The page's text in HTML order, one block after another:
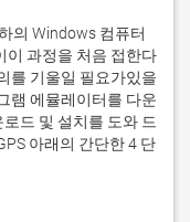
의 Windows 컴퓨터
이 과정을 처음 접한다
를 기울일 필요가있을
램 에뮬레이터를 다운
드 및 설치를 도와 드
아래의 간단한 4 단